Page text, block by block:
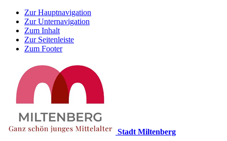
Zur Hauptnavigation
Zur Unternavigation
Zum Inhalt
Zur Seitenleiste
Zum Footer
Stadt Miltenberg